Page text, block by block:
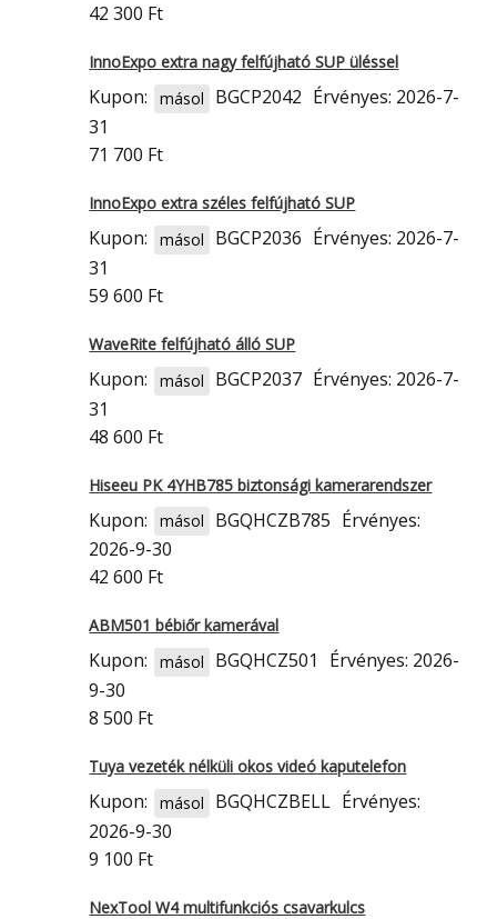
42 300 Ft
InnoExpo extra nagy felfújható SUP üléssel
Kupon: másol BGCP2042 Érvényes: 2026-7-
31
71 700 Ft
InnoExpo extra széles felfújható SUP
Kupon: másol BGCP2036 Érvényes: 2026-7-
31
59 600 Ft
WaveRite felfújható álló SUP
Kupon: másol BGCP2037 Érvényes: 2026-7-
31
48 600 Ft
Hiseeu PK 4YHB785 biztonsági kamerarendszer
Kupon: másol BGQHCZB785 Érvényes:
2026-9-30
42 600 Ft
ABM501 bébiőr kamerával
Kupon: másol BGQHCZ501
Érvényes: 2026-
9-30
8 500 Ft
Tuya vezeték nélküli okos videó kaputelefon
Kupon: másol BGQHCZBELL Érvényes:
2026-9-30
9 100 Ft
NexTool W4 multifunkciós csavarkulcs